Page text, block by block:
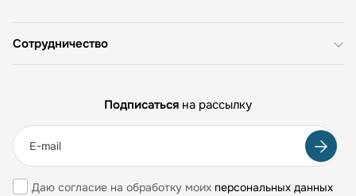
Сотрудничество
Подписаться на рассылку
Даю согласие на обработку моих персональных данных